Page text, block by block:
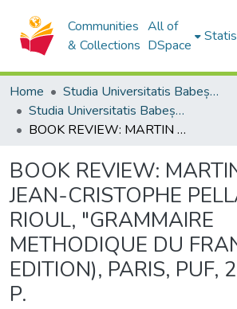
Communities
& Collections
All of
DSpace
Home
Studia Universitatis Babeș-Bolyai Collection
Studia Universitatis Babeș-Bolyai Philologia
BOOK REVIEW: MARTIN RIEGEL, JEAN-CRISTOPHE PELLAT, RENE RIOUL, "GRAMMAIRE METHODIQUE DU FRANÇAIS" (6ᴱ EDITION), PARIS, PUF, 2016, 1109 P.
BOOK REVIEW:
JEAN-CRISTOPHE
RIOUL, "GRAMMAIRE
METHODIQUE DU
EDITION), PARIS, PUF,
P.